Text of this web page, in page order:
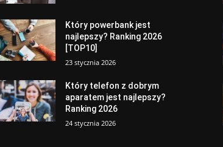
Który powerbank jest
najlepszy? Ranking 2026
[TOP10]
23 stycznia 2026
Który telefon z dobrym
aparatem jest najlepszy?
Ranking 2026
24 stycznia 2026